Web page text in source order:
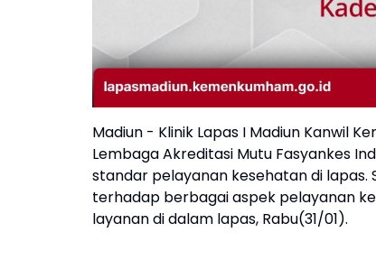
Madiun - Klinik Lapas I Madiun Kanwil
Lembaga Akreditasi Mutu Fasyankes
standar pelayanan kesehatan di lapas.
terhadap berbagai aspek pelayanan
layanan di dalam lapas, Rabu(31/01).